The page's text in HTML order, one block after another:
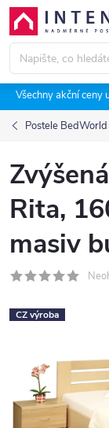
Přejít
obsah
Všechny akční ceny
Postele
Rita,
masiv
CZ výroba